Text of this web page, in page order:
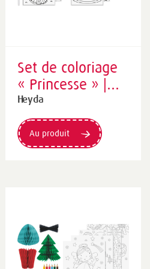
Set de coloriage
« Princesse » |
150×180 mm
Heyda
Au produit